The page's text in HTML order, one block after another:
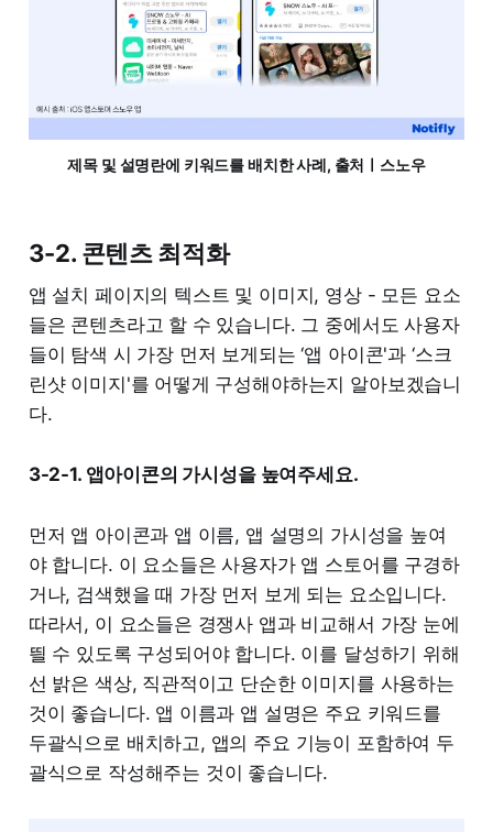
제목 및 설명란에 키워드를 배치한 사례, 출처ㅣ스노우
3-2. 콘텐츠 최적화
앱 설치 페이지의 텍스트 및 이미지, 영상 - 모든 요소
들은 콘텐츠라고 할 수 있습니다. 그 중에서도 사용자
들이 탐색 시 가장 먼저 보게되는 ‘앱 아이콘'과 ‘스크
린샷 이미지'를 어떻게 구성해야하는지 알아보겠습니
다.
3-2-1. 앱아이콘의 가시성을 높여주세요.
먼저 앱 아이콘과 앱 이름, 앱 설명의 가시성을 높여
야 합니다. 이 요소들은 사용자가 앱 스토어를 구경하
거나, 검색했을 때 가장 먼저 보게 되는 요소입니다.
따라서, 이 요소들은 경쟁사 앱과 비교해서 가장 눈에
띌 수 있도록 구성되어야 합니다. 이를 달성하기 위해
선 밝은 색상, 직관적이고 단순한 이미지를 사용하는
것이 좋습니다. 앱 이름과 앱 설명은 주요 키워드를
두괄식으로 배치하고, 앱의 주요 기능이 포함하여 두
괄식으로 작성해주는 것이 좋습니다.